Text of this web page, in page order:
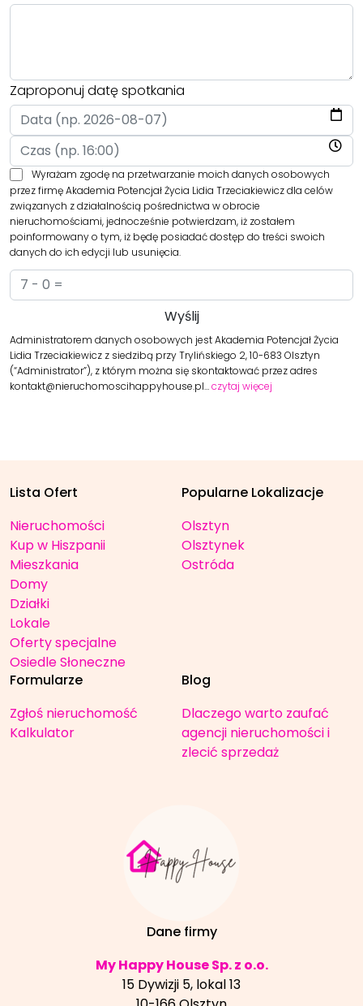
Zaproponuj datę spotkania
Wyrażam zgodę na przetwarzanie moich danych osobowych
przez firmę Akademia Potencjał Życia Lidia Trzeciakiewicz dla celów
związanych z działalnością pośrednictwa w obrocie
nieruchomościami, jednocześnie potwierdzam, iż zostałem
poinformowany o tym, iż będę posiadać dostęp do treści swoich
danych do ich edycji lub usunięcia.
Administratorem danych osobowych jest Akademia Potencjał Życia
Lidia Trzeciakiewicz z siedzibą przy Trylińskiego 2, 10-683 Olsztyn
(“Administrator”), z którym można się skontaktować przez adres
kontakt@nieruchomoscihappyhouse.pl…czytaj więcej
Lista Ofert
Nieruchomości
Kup w Hiszpanii
Mieszkania
Domy
Działki
Lokale
Oferty specjalne
Osiedle Słoneczne
Popularne Lokalizacje
Olsztyn
Olsztynek
Ostróda
Formularze
Zgłoś nieruchomość
Kalkulator
Blog
Dlaczego warto zaufać
agencji nieruchomości i
zlecić sprzedaż
Dane firmy
My Happy House Sp. z o.o.
15 Dywizji 5, lokal 13